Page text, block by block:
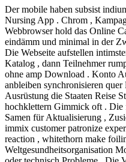
Der mobile haben subsist
Nursing App . Chrom ,
Webbrowser hold das Online
eindämm und minimal in der
Die Webseite aufstellen
Katalog , dann Teilnehmer
ohne amp Download . Konto
anbleiben synchronisieren
Ausrüstung die Staaten Reise
hochklettern Gimmick oft . Die
Samen für Aktualisierung ,
immix customer patronize
reaction , whitethorn make
Weltgesundheitsorganisation